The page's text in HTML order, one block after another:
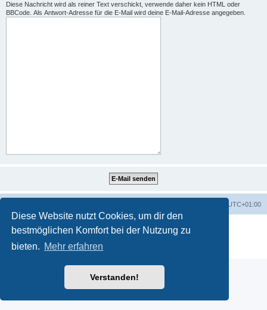
Diese Website nutzt Cookies, um dir den
bestmöglichen Komfort bei der Nutzung zu
bieten. Mehr erfahren
Verstanden!
Diese Nachricht wird als reiner Text verschickt, verwende daher kein HTML oder
BBCode. Als Antwort-Adresse für die E-Mail wird deine E-Mail-Adresse angegeben.
UTC+01:00
Powered by phpBB ® Forum Software © phpBB Limited
phpBB.de
Datenschutz